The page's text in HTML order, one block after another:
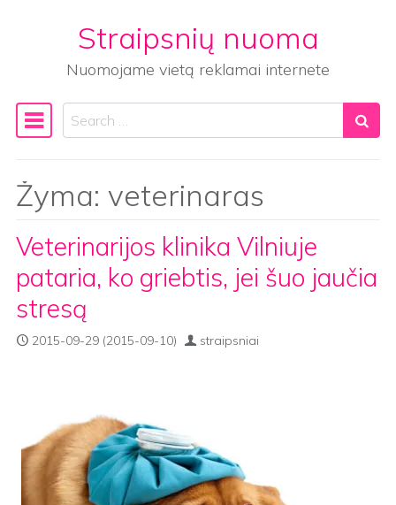
Straipsnių nuoma
Nuomojame vietą reklamai internete
Main Navigation
Search
Žyma: veterinaras
Veterinarijos klinika Vilniuje
pataria, ko griebtis, jei šuo jaučia
stresą
2015-09-29 (2015-09-10) straipsniai